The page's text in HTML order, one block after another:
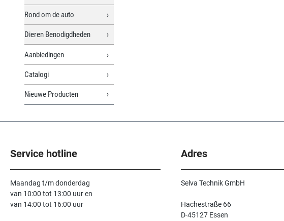
Rond om de auto
Dieren Benodigdheden
Aanbiedingen
Catalogi
Nieuwe Producten
Service hotline
Maandag t/m donderdag
van 10:00 tot 13:00 uur en
van 14:00 tot 16:00 uur
Adres
Selva Technik GmbH
Hachestraße 66
D-45127 Essen